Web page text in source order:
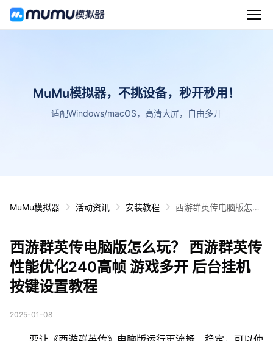
MuMu模拟器，不挑设备，秒开秒用！
适配Windows/macOS，高清大屏，自由多开
MuMu模拟器 活动资讯 安装教程
西游群英传电脑版怎么
后台挂机 按键设置教程
西游群英传电脑版怎么玩？ 西游群英传
性能优化240高帧 游戏多开 后台挂机
按键设置教程
2025-01-08